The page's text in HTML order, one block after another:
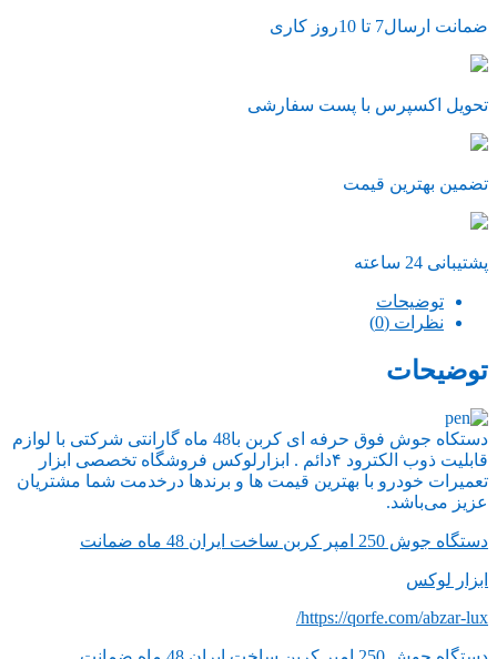
عدد
ضمانت ارسال7 تا 10روز کاری
تحویل اکسپرس با پست سفارشی
تضمین بهترین قیمت
پشتیبانی 24 ساعته
توضیحات
نظرات (0)
توضیحات
دستکاه جوش فوق حرفه ای کربن با48 ماه گارانتی شرکتی با لوازم
قابلیت ذوب الکترود ۴دائم . ابزارلوکس فروشگاه تخصصی ابزار
تعمیرات خودرو با بهترین قیمت ها و برندها درخدمت شما مشتریان
عزيز می‌باشد.
دستگاه جوش 250 امپر کربن ساخت ایران 48 ماه ضمانت
ابزار لوکس
https://qorfe.com/abzar-lux/